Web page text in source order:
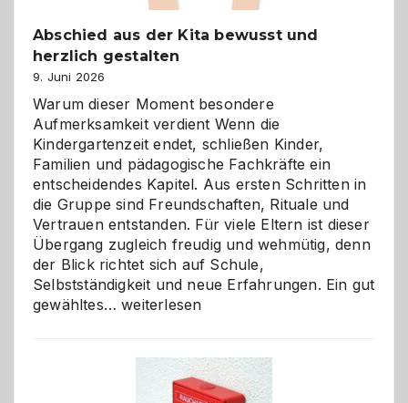
Abschied aus der Kita bewusst und
herzlich gestalten
9. Juni 2026
Warum dieser Moment besondere
Aufmerksamkeit verdient Wenn die
Kindergartenzeit endet, schließen Kinder,
Familien und pädagogische Fachkräfte ein
entscheidendes Kapitel. Aus ersten Schritten in
die Gruppe sind Freundschaften, Rituale und
Vertrauen entstanden. Für viele Eltern ist dieser
Übergang zugleich freudig und wehmütig, denn
der Blick richtet sich auf Schule,
Selbstständigkeit und neue Erfahrungen. Ein gut
gewähltes…Abschied
bewusst
weiterlesen